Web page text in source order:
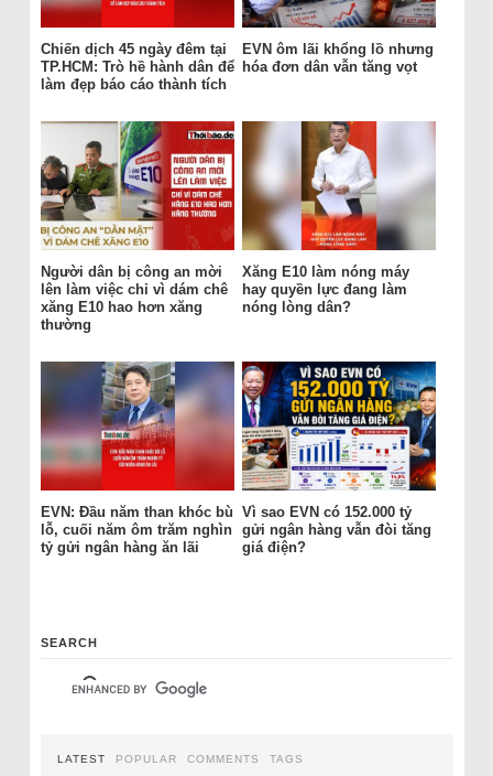
Chiến dịch 45 ngày đêm tại
TP.HCM: Trò hề hành dân để
làm đẹp báo cáo thành tích
EVN ôm lãi khổng lồ nhưng
hóa đơn dân vẫn tăng vọt
Người dân bị công an mời
lên làm việc chỉ vì dám chê
xăng E10 hao hơn xăng
thường
Xăng E10 làm nóng máy
hay quyền lực đang làm
nóng lòng dân?
EVN: Đầu năm than khóc bù
lỗ, cuối năm ôm trăm nghìn
tỷ gửi ngân hàng ăn lãi
Vì sao EVN có 152.000 tỷ
gửi ngân hàng vẫn đòi tăng
giá điện?
SEARCH
LATEST POPULAR COMMENTS TAGS